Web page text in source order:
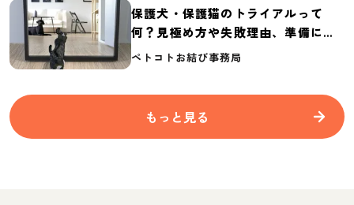
保護犬・保護猫のトライアルって
何？見極め方や失敗理由、準備に必
要なものを紹介
ペトコトお結び事務局
もっと見る